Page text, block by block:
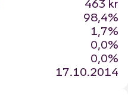
463 kr
98,4%
1,7%
0,0%
0,0%
17.10.2014